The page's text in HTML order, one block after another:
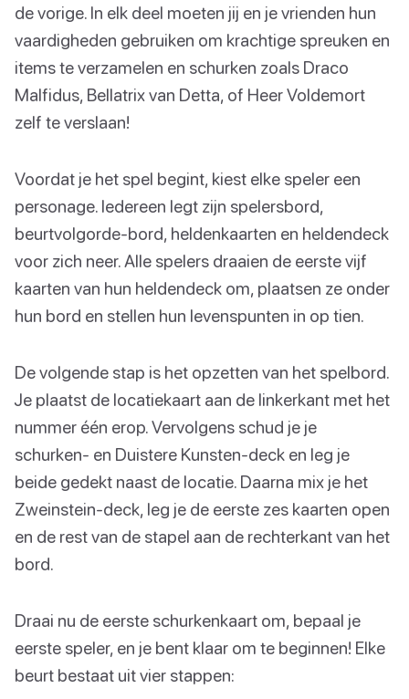
de vorige. In elk deel moeten jij en je vrienden hun
vaardigheden gebruiken om krachtige spreuken en
items te verzamelen en schurken zoals Draco
Malfidus, Bellatrix van Detta, of Heer Voldemort
zelf te verslaan!
Voordat je het spel begint, kiest elke speler een
personage. Iedereen legt zijn spelersbord,
beurtvolgorde-bord, heldenkaarten en heldendeck
voor zich neer. Alle spelers draaien de eerste vijf
kaarten van hun heldendeck om, plaatsen ze onder
hun bord en stellen hun levenspunten in op tien.
De volgende stap is het opzetten van het spelbord.
Je plaatst de locatiekaart aan de linkerkant met het
nummer één erop. Vervolgens schud je je
schurken- en Duistere Kunsten-deck en leg je
beide gedekt naast de locatie. Daarna mix je het
Zweinstein-deck, leg je de eerste zes kaarten open
en de rest van de stapel aan de rechterkant van het
bord.
Draai nu de eerste schurkenkaart om, bepaal je
eerste speler, en je bent klaar om te beginnen! Elke
beurt bestaat uit vier stappen: